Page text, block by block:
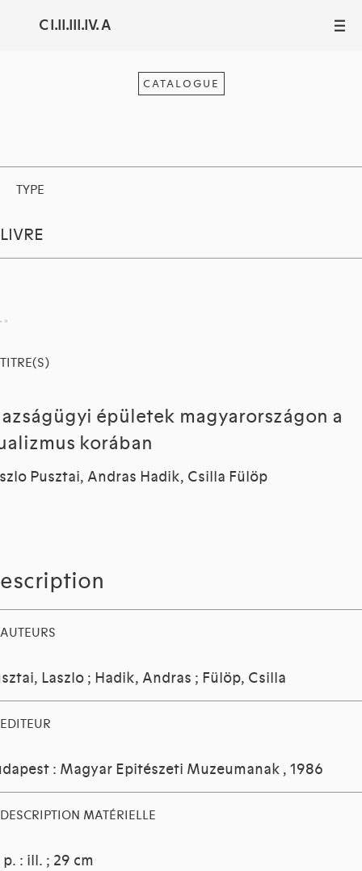
C I.II.III.IV. A III
CATALOGUE
TYPE
LIVRE
TITRE(S)
épületek magyarországon a
korában
Pusztai, Andras Hadik, Csilla Fülöp
AUTEURS
Laszlo ; Hadik, Andras ; Fülöp, Csilla
EDITEUR
: Magyar Epitészeti Muzeumanak , 1986
DESCRIPTION MATÉRIELLE
p. : ill. ; 29 cm